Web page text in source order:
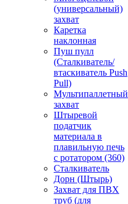
(универсальный)
захват
Каретка
наклонная
Пуш пулл
(Сталкиватель/
втаскиватель Push
Pull)
Мультипаллетный
захват
Штыревой
податчик
материала в
плавильную печь
с ротатором (360)
Сталкиватель
Дорн (Штырь)
Захват для ПВХ
труб (для